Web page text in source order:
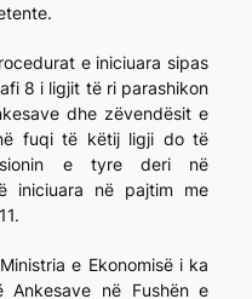
e iniciuara sipas
8 i ligjit të ri parashikon
dhe zëvendësit e
fuqi të këtij ligji do të
e tyre deri në
iniciuara në pajtim me
e Ekonomisë i ka
Ankesave në Fushën e